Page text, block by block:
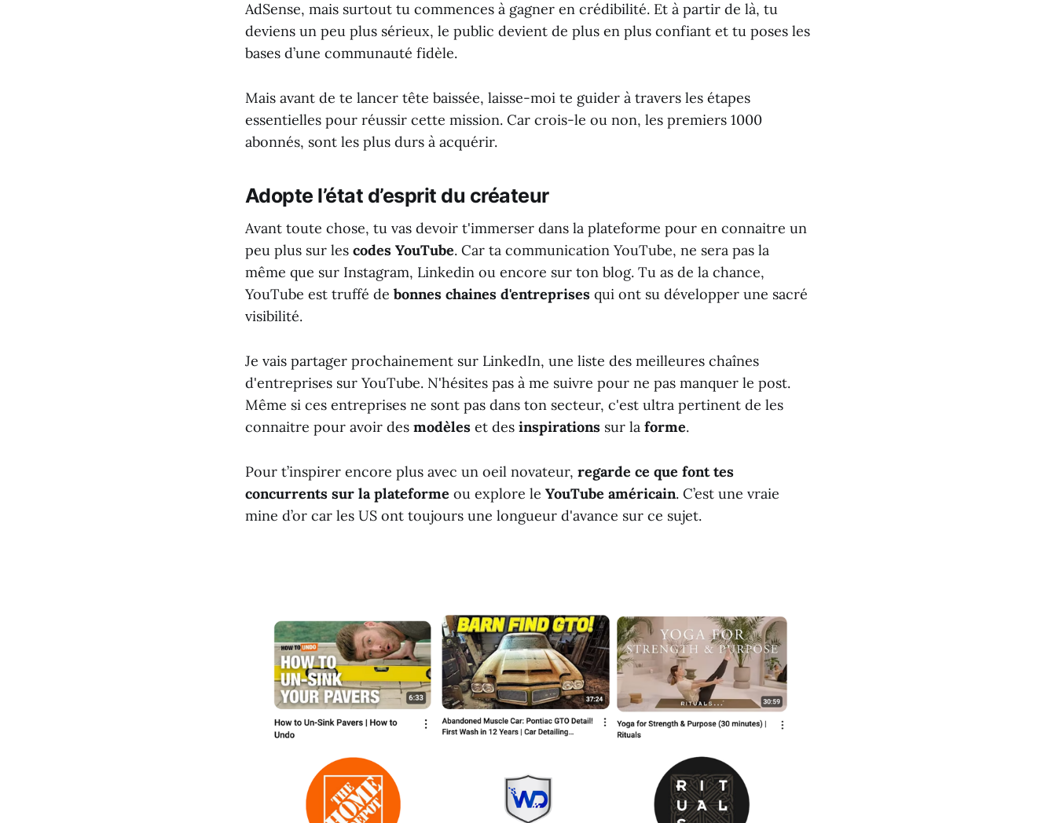
AdSense, mais surtout tu commences à gagner en crédibilité. Et à partir de là, tu
deviens un peu plus sérieux, le public devient de plus en plus confiant et tu poses les
bases d’une communauté fidèle.
Mais avant de te lancer tête baissée, laisse-moi te guider à travers les étapes
essentielles pour réussir cette mission. Car crois-le ou non, les premiers 1000
abonnés, sont les plus durs à acquérir.
Adopte l’état d’esprit du créateur
Avant toute chose, tu vas devoir t'immerser dans la plateforme pour en connaitre un
peu plus sur les codes YouTube. Car ta communication YouTube, ne sera pas la
même que sur Instagram, Linkedin ou encore sur ton blog. Tu as de la chance,
YouTube est truffé de bonnes chaines d'entreprises qui ont su développer une sacré
visibilité.
Je vais partager prochainement sur LinkedIn, une liste des meilleures chaînes
d'entreprises sur YouTube. N'hésites pas à me suivre pour ne pas manquer le post.
Même si ces entreprises ne sont pas dans ton secteur, c'est ultra pertinent de les
connaitre pour avoir des modèles et des inspirations sur la forme.
Pour t’inspirer encore plus avec un oeil novateur, regarde ce que font tes
concurrents sur la plateforme ou explore le YouTube américain. C’est une vraie
mine d’or car les US ont toujours une longueur d'avance sur ce sujet.